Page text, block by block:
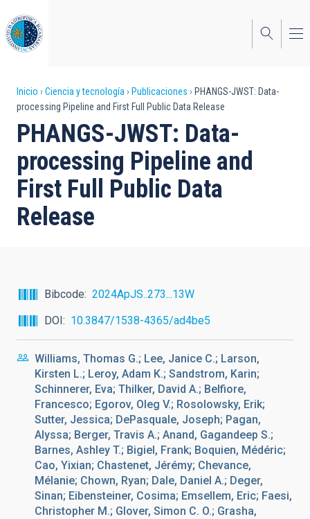
al
contenido
principal
Sobrescribir
enlaces
de
ayuda
a
la
Inicio Ciencia y tecnología Publicaciones
PHANGS-JWST: Data-
processing Pipeline and First Full Public Data Release
PHANGS-JWST: Data-
processing Pipeline and
First Full Public Data
Release
Bibcode
2024ApJS..273...13W
DOI
10.3847/1538-4365/ad4be5
Williams, Thomas G.; Lee, Janice C.; Larson,
Kirsten L.; Leroy, Adam K.; Sandstrom, Karin;
Schinnerer, Eva; Thilker, David A.; Belfiore,
Francesco; Egorov, Oleg V.; Rosolowsky, Erik;
Sutter, Jessica; DePasquale, Joseph; Pagan,
Alyssa; Berger, Travis A.; Anand, Gagandeep S.;
Barnes, Ashley T.; Bigiel, Frank; Boquien, Médéric;
Cao, Yixian; Chastenet, Jérémy; Chevance,
Mélanie; Chown, Ryan; Dale, Daniel A.; Deger,
Sinan; Eibensteiner, Cosima; Emsellem, Eric; Faesi,
Christopher M.; Glover, Simon C. O.; Grasha,